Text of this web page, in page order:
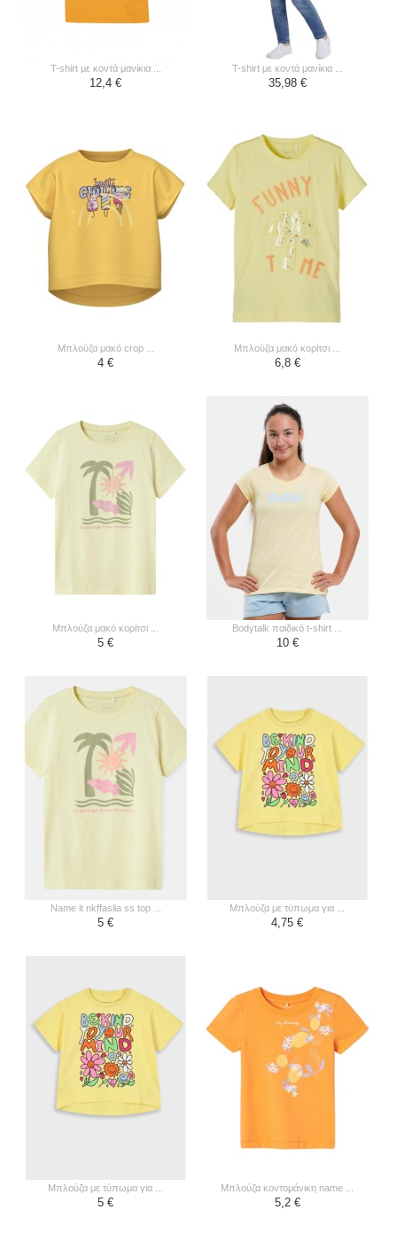
t-shirt με κοντά μανίκια ...
12,4 €
t-shirt με κοντά μανίκια ...
35,98 €
μπλούζα μακό crop ...
4 €
μπλούζα μακό κορίτσι ...
6,8 €
μπλούζα μακό κορίτσι ...
5 €
bodytalk παιδικό t-shirt ...
10 €
name it nkffaslia ss top ...
5 €
μπλούζα με τύπωμα για ...
4,75 €
μπλούζα με τύπωμα για ...
5 €
μπλούζα κοντομάνικη name ...
5,2 €